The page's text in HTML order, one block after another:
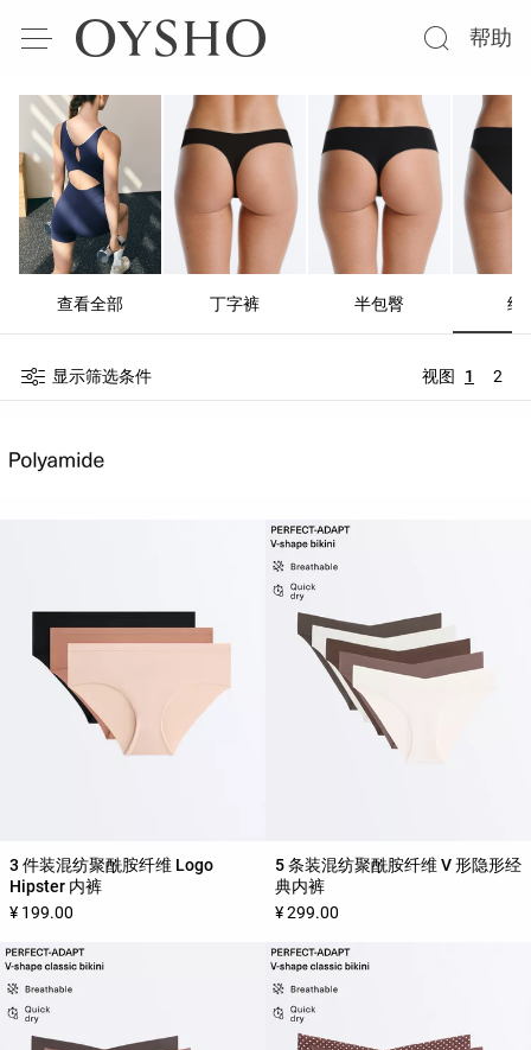
帮助
查看全部 丁字裤 半包臀 经
显示筛选条件 视图 1 2
3 件装混纺聚酰胺纤维 Logo
Hipster 内裤
¥ 199.00
5 条装混纺聚酰胺纤维 V 形隐形经
典内裤
¥ 299.00